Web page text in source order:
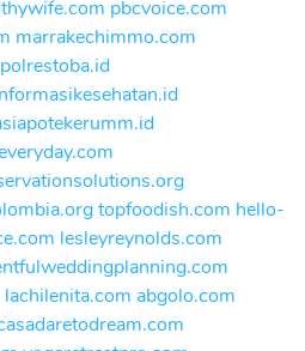
pbcvoice.com
marrakechimmo.com
polrestoba.id
topfoodish.com hello-
lesleyreynolds.com
lachilenita.com abgolo.com